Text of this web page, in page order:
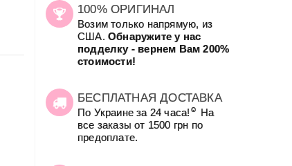
100% ОРИГИНАЛ
Возим только напрямую, из
США. Обнаружите у нас
подделку - вернем Вам 200%
стоимости!
БЕСПЛАТНАЯ ДОСТАВКА
По Украине за 24 часа! ☺
На
все заказы от 1500 грн по
предоплате.